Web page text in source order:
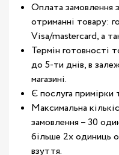
Оплата замовлення
отриманні товару:
Visa/mastercard, а
Термін готовності
до 5-ти днів, в
магазині.
Є послуга примірки
Максимальна
замовлення – 30
більше 2х одиниць
взуття.